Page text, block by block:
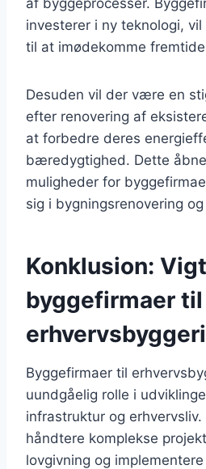
investerer i ny teknologi,
til at imødekomme
Desuden vil der være en
efter renovering af
at forbedre deres
bæredygtighed. Dette
muligheder for
sig i bygningsrenovering
Konklusion:
byggefirmaer til
erhvervsbyggeri
Byggefirmaer til
uundgåelig rolle i
infrastruktur og
håndtere komplekse
lovgivning og